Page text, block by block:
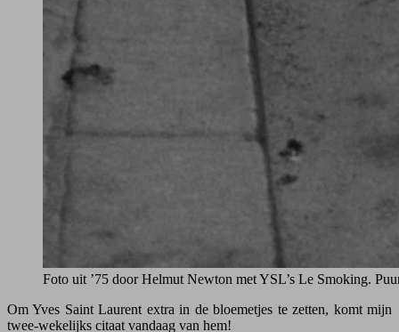
Foto uit ’75 door Helmut Newton met YSL’s Le Smoking.
Om Yves Saint Laurent extra in de bloemetjes te zetten, komt mijn
twee-wekelijks citaat vandaag van hem!